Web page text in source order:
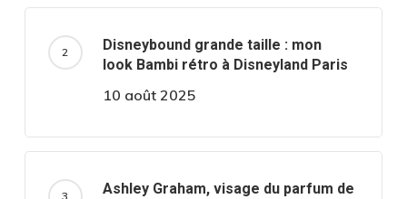
Disneybound grande taille : mon
look Bambi rétro à Disneyland Paris
10 août 2025
Ashley Graham, visage du parfum de